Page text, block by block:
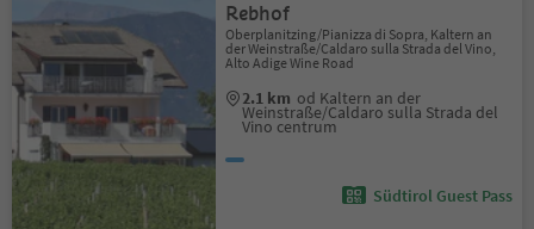
Rebhof
Oberplanitzing/Pianizza di Sopra, Kaltern an
der Weinstraße/Caldaro sulla Strada del Vino,
Alto Adige Wine Road
2.1 km od Kaltern an der
Weinstraße/Caldaro sulla Strada del
Vino centrum
Südtirol Guest Pass